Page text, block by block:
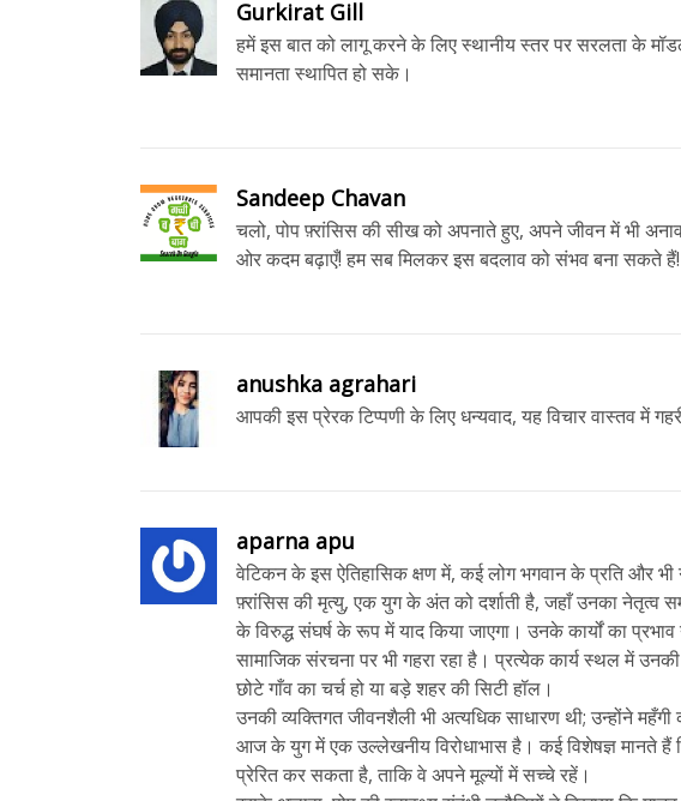
Gurkirat Gill
हमें इस बात को लागू करने के लिए स्थानीय स्तर पर सरलता के
समानता स्थापित हो सके।
Sandeep Chavan
चलो, पोप फ़्रांसिस की सीख को अपनाते हुए, अपने जीवन में भी
ओर कदम बढ़ाएँ! हम सब मिलकर इस बदलाव को संभव बना सकते हैं!
anushka agrahari
आपकी इस प्रेरक टिप्पणी के लिए धन्यवाद, यह विचार वास्तव में
aparna apu
वेटिकन के इस ऐतिहासिक क्षण में, कई लोग भगवान के प्रति और
फ़्रांसिस की मृत्यु, एक युग के अंत को दर्शाती है, जहाँ उनका नेतृत्व
के विरुद्ध संघर्ष के रूप में याद किया जाएगा। उनके कार्यों का
सामाजिक संरचना पर भी गहरा रहा है। प्रत्येक कार्य स्थल में
छोटे गाँव का चर्च हो या बड़े शहर की सिटी हॉल।
उनकी व्यक्तिगत जीवनशैली भी अत्यधिक साधारण थी; उन्होंने
आज के युग में एक उल्लेखनीय विरोधाभास है। कई विशेषज्ञ मानते
प्रेरित कर सकता है, ताकि वे अपने मूल्यों में सच्चे रहें।